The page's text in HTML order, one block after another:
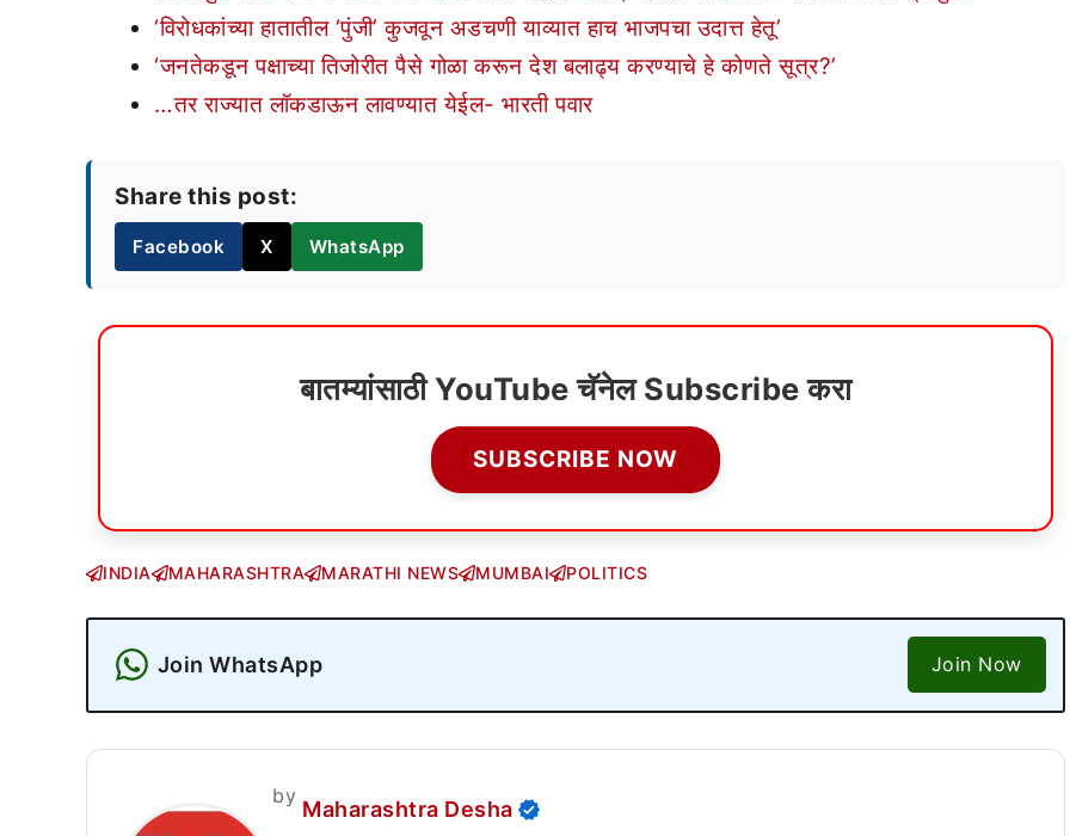
‘विरोधकांच्या हातातील ‘पुंजी’ कुजवून अडचणी याव्यात हाच भाजपचा उदात्त हेतू’
‘जनतेकडून पक्षाच्या तिजोरीत पैसे गोळा करून देश बलाढ्य करण्याचे हे कोणते सूत्र?’
…तर राज्यात लॉकडाऊन लावण्यात येईल- भारती पवार
Share this post:
Facebook X WhatsApp
बातम्यांसाठी YouTube चॅनेल Subscribe करा
SUBSCRIBE NOW
INDIA MAHARASHTRA MARATHI NEWS MUMBAI POLITICS
Join WhatsApp Join Now
by
Maharashtra Desha